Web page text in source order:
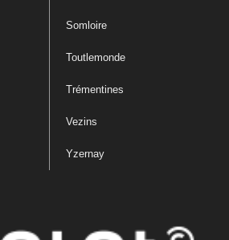
Somloire
Toutlemonde
Trémentines
Vezins
Yzernay